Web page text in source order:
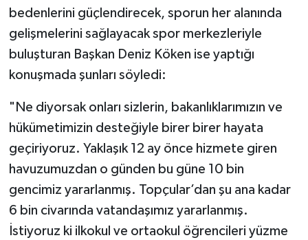
bedenlerini güçlendirecek, sporun her alanında
gelişmelerini sağlayacak spor merkezleriyle
buluşturan Başkan Deniz Köken ise yaptığı
konuşmada şunları söyledi:
"Ne diyorsak onları sizlerin, bakanlıklarımızın ve
hükümetimizin desteğiyle birer birer hayata
geçiriyoruz. Yaklaşık 12 ay önce hizmete giren
havuzumuzdan o günden bu güne 10 bin
gencimiz yararlanmış. Topçular’dan şu ana kadar
6 bin civarında vatandaşımız yararlanmış.
İstiyoruz ki ilkokul ve ortaokul öğrencileri yüzme